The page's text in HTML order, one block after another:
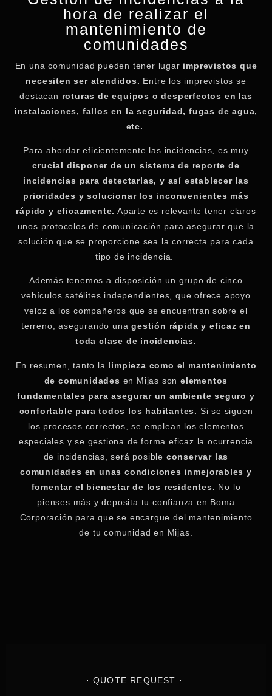
hora de realizar el
mantenimiento de
comunidades
En una comunidad pueden tener lugar imprevistos que
necesiten ser atendidos. Entre los imprevistos se
destacan roturas de equipos o desperfectos en las
instalaciones, fallos en la seguridad, fugas de agua,
etc.
Para abordar eficientemente las incidencias, es muy
crucial disponer de un sistema de reporte de
incidencias para detectarlas, y así establecer las
prioridades y solucionar los inconvenientes más
rápido y eficazmente. Aparte es relevante tener claros
unos protocolos de comunicación para asegurar que la
solución que se proporcione sea la correcta para cada
tipo de incidencia.
Además tenemos a disposición un grupo de cinco
vehículos satélites independientes, que ofrece apoyo
veloz a los compañeros que se encuentran sobre el
terreno, asegurando unagestión rápida y eficaz en
toda clase de incidencias.
En resumen, tanto la limpieza como el mantenimiento
de comunidades en Mijas sonelementos
fundamentales para asegurar un ambiente seguro y
confortable para todos los habitantes. Si se siguen
los procesos correctos, se emplean los elementos
especiales y se gestiona de forma eficaz la ocurrencia
de incidencias, será posible conservar las
comunidades en unas condiciones inmejorables y
fomentar el bienestar de los residentes. No lo
pienses más y deposita tu confianza en Boma
Corporación para que se encargue del mantenimiento
de tu comunidad en Mijas.
· QUOTE REQUEST ·